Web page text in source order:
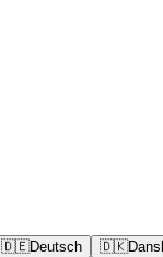
🇩🇪Deutsch 🇩🇰